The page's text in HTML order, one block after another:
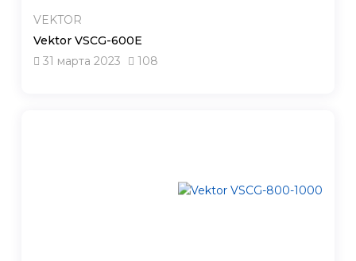
VEKTOR
Vektor VSCG-600Е
31 марта 2023
108